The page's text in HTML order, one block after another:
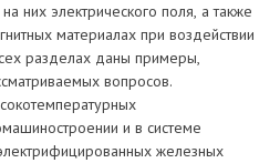
них электрического поля, а также
материалах при воздействии
разделах даны примеры,
вопросов.
и в системе
железных